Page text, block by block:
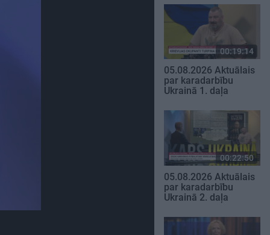
00:19:14
05.08.2026 Aktuālais
par karadarbību
Ukrainā 1. daļa
00:22:50
05.08.2026 Aktuālais
par karadarbību
Ukrainā 2. daļa